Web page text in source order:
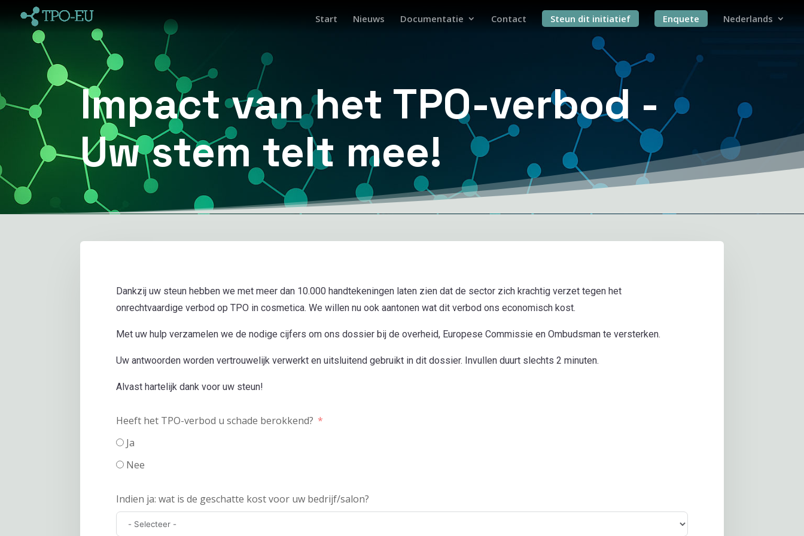
Start Nieuws Documentatie Contact Steun dit initiatief Enquete Nederlands
Impact van het TPO-verbod -
Uw stem telt mee!
Dankzij uw steun hebben we met meer dan 10.000 handtekeningen laten zien dat de sector zich krachtig verzet tegen het
onrechtvaardige verbod op TPO in cosmetica. We willen nu ook aantonen wat dit verbod ons economisch kost.
Met uw hulp verzamelen we de nodige cijfers om ons dossier bij de overheid, Europese Commissie en Ombudsman te versterken.
Uw antwoorden worden vertrouwelijk verwerkt en uitsluitend gebruikt in dit dossier. Invullen duurt slechts 2 minuten.
Alvast hartelijk dank voor uw steun!
Heeft het TPO-verbod u schade berokkend?
Ja
Nee
Indien ja: wat is de geschatte kost voor uw bedrijf/salon?